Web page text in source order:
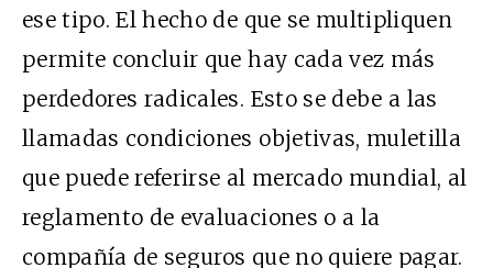
ese tipo. El hecho de que se multipliquen
permite concluir que hay cada vez más
perdedores radicales. Esto se debe a las
llamadas condiciones objetivas, muletilla
que puede referirse al mercado mundial, al
reglamento de evaluaciones o a la
compañía de seguros que no quiere pagar.